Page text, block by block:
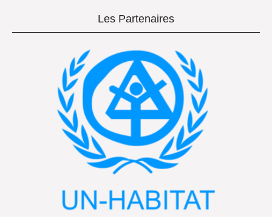
Les Partenaires